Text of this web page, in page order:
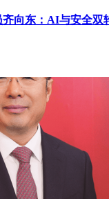
孪生环境中运行，
置步骤将代理赋予
发门槛极高，只有资
ROSClaw的开源组合
众只需下载GitHub
数控机床加工，即
Menlo Research的明
，从起步阶段，
目前已开源了双腿模
续更新进展。开发
节设计、控制架构
向东：AI与安全双